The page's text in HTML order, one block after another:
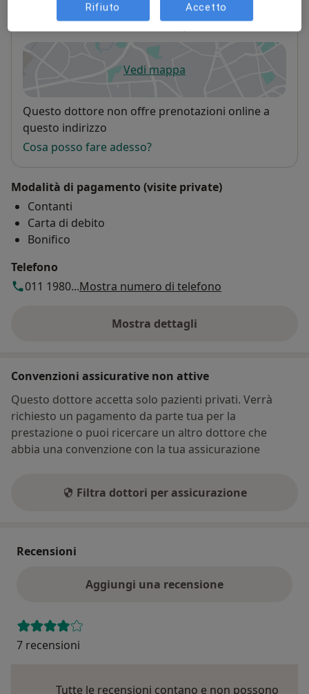
Palestra Wellness Program
Vedi mappasi apre in una nuova scheda
Disponibilità
Questo dottore non offre prenotazioni online a
questo indirizzo
Cosa posso fare adesso?
Modalità di pagamento (visite private)
Contanti
Carta di debito
Bonifico
Telefono
011 1980...Mostra numero di telefono
Mostra dettagli
sull'indirizzo
Convenzioni assicurative non attive
Questo dottore accetta solo pazienti privati. Verrà
richiesto un pagamento da parte tua per la
prestazione o puoi ricercare un altro dottore che
abbia una convenzione con la tua assicurazione
Filtra dottori per assicurazione
Recensioni
Aggiungi una recensione
7 recensioni
Tutte le recensioni contano e non possono
Rifiuto Accetto